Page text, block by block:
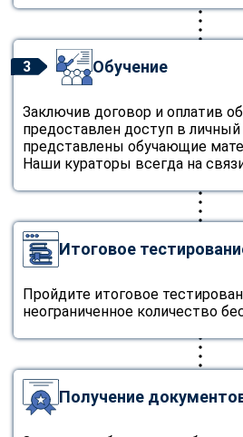
3 Обучение
Заключив договор и оплатив
предоставлен доступ в личный
представлены обучающие
Наши кураторы всегда на
Итоговое
Пройдите итоговое
неограниченное количество
Получение